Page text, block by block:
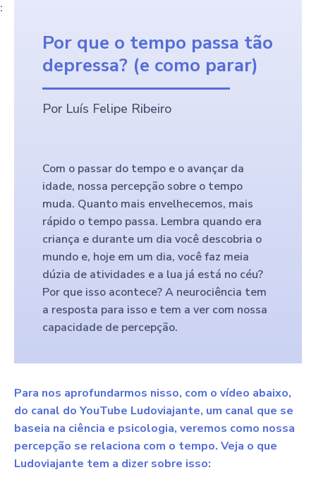
:
Por que o tempo passa tão
depressa? (e como parar)
Por Luís Felipe Ribeiro
Com o passar do tempo e o avançar da
idade, nossa percepção sobre o tempo
muda. Quanto mais envelhecemos, mais
rápido o tempo passa. Lembra quando era
criança e durante um dia você descobria o
mundo e, hoje em um dia, você faz meia
dúzia de atividades e a lua já está no céu?
Por que isso acontece? A neurociência tem
a resposta para isso e tem a ver com nossa
capacidade de percepção.
Para nos aprofundarmos nisso, com o vídeo abaixo,
do canal do YouTube Ludoviajante, um canal que se
baseia na ciência e psicologia, veremos como nossa
percepção se relaciona com o tempo. Veja o que
Ludoviajante tem a dizer sobre isso: